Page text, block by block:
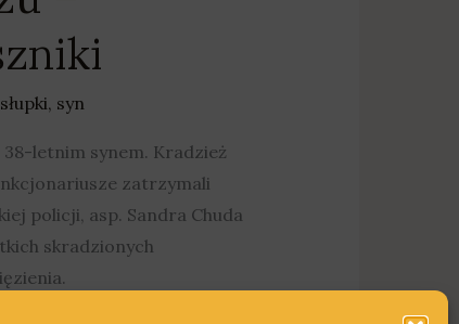
słupki, syn
38-letnim synem. Kradzież
zatrzymali
policji, asp. Sandra Chuda
skradzionych